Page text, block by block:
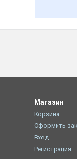
Магазин
Корзина
Оформить
Вход
Регистрация